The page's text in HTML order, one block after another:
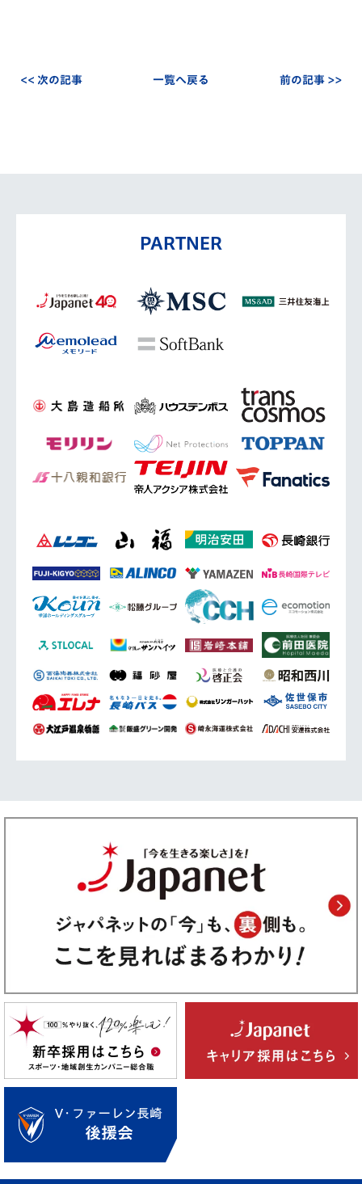
<< 次の記事 一覧へ戻る 前の記事 >>
PARTNER